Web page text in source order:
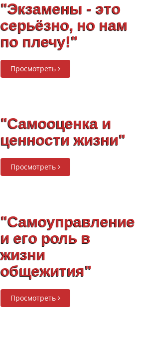
"Экзамены - это
серьёзно, но нам
по плечу!"
Просмотреть
"Самооценка и
ценности жизни"
Просмотреть
"Самоуправление
и его роль в
жизни
общежития"
Просмотреть